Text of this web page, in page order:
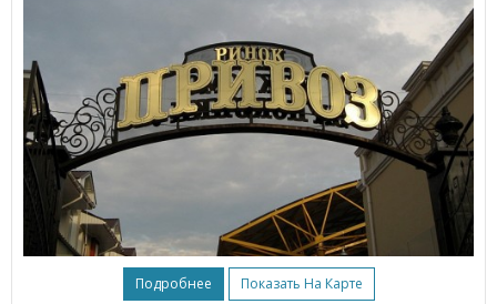
Подробнее Показать На Карте